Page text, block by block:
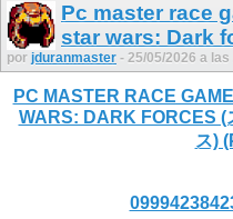
Pc master race
star wars: Dark
por jduranmaster - 25/05/2026 a las
PC MASTER RACE
WARS: DARK FORCES (
ス)